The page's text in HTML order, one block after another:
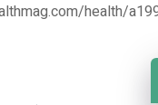
health/